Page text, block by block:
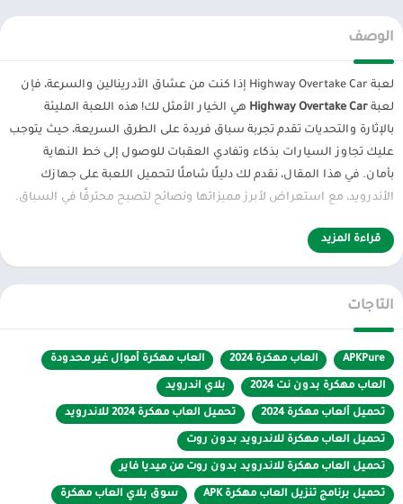
الوصف
لعبة Highway Overtake Car إذا كنت من عشاق الأدرينالين والسرعة، فإن
لعبة Highway Overtake Car هي الخيار الأمثل لك! هذه اللعبة المليئة
بالإثارة والتحديات تقدم تجربة سباق فريدة على الطرق السريعة، حيث يتوجب
عليك تجاوز السيارات بذكاء وتفادي العقبات للوصول إلى خط النهاية
بأمان. في هذا المقال، نقدم لك دليلًا شاملًا لتحميل اللعبة على جهازك
الأندرويد، مع استعراض لأبرز مميزاتها ونصائح لتصبح محترفًا في السباق.
1. ما هي لعبة Highway Overtake Car؟
لتجاوز السيارات الأخرى على الطرق السريعة المزدحمة. الهدف هو الوصول
مناسبة للاعبين من جميع الأعمار.
2. مميزات اللعبة
جرافيك عالي الجودة: تصميم ثلاثي الأبعاد واقعي مع تفاصيل دقيقة
للسيارات والطرق.
تحكم سهل : انزلق بإصبعك لتغيير المسارات وتفادي السيارات.
قراءة المزيد
التاجات
APKPure العاب مهكرة 2024 العاب مهكرة أموال غير محدودة
العاب مهكرة بدون نت 2024 بلاي اندرويد
تحميل ألعاب مهكرة 2024 تحميل العاب مهكرة 2024 للاندرويد
تحميل العاب مهكرة للاندرويد بدون روت
تحميل العاب مهكرة للاندرويد بدون روت من ميديا فاير
تحميل برنامج تنزيل العاب مهكرة APK سوق بلاي العاب مهكرة